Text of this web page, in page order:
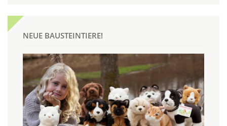
NEUE BAUSTEINTIERE!